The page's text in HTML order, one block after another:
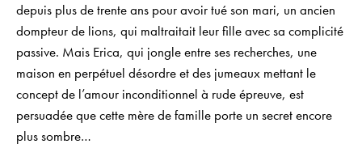
depuis plus de trente ans pour avoir tué son mari, un ancien
dompteur de lions, qui maltraitait leur fille avec sa complicité
passive. Mais Erica, qui jongle entre ses recherches, une
maison en perpétuel désordre et des jumeaux mettant le
concept de l’amour inconditionnel à rude épreuve, est
persuadée que cette mère de famille porte un secret encore
plus sombre…